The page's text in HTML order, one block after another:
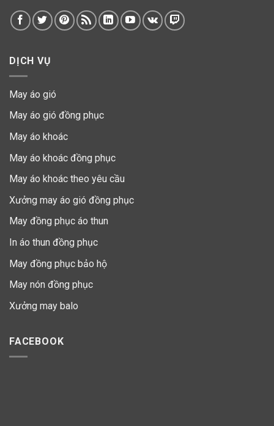
DỊCH VỤ
May áo gió
May áo gió đồng phục
May áo khoác
May áo khoác đồng phục
May áo khoác theo yêu cầu
Xưởng may áo gió đồng phục
May đồng phục áo thun
In áo thun đồng phục
May đồng phục bảo hộ
May nón đồng phục
Xưởng may balo
FACEBOOK